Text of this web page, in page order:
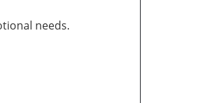
needs.